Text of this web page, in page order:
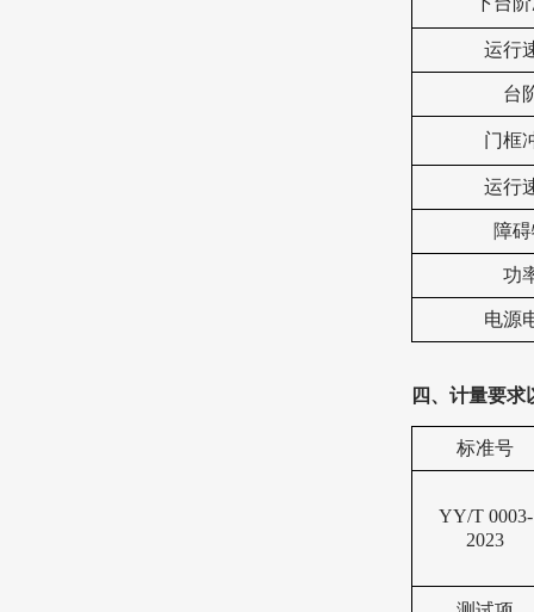
运行
台
门框
运行
障
功
电源
四、计量要求
标准号
YY/T 0003-
2023